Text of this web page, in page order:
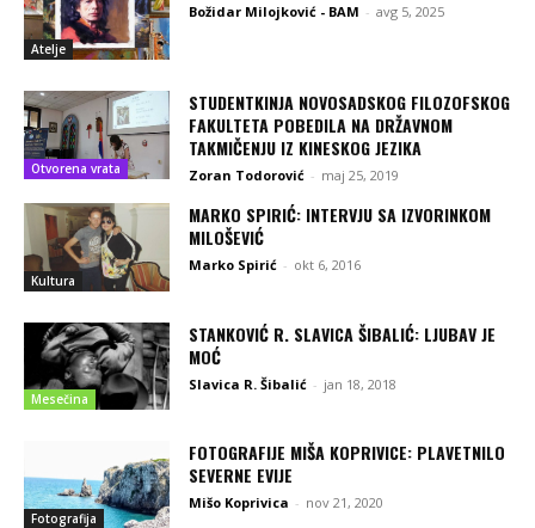
Atelje
Božidar Milojković - BAM - avg 5, 2025
Otvorena vrata
STUDENTKINJA NOVOSADSKOG FILOZOFSKOG
FAKULTETA POBEDILA NA DRŽAVNOM
TAKMIČENJU IZ KINESKOG JEZIKA
Zoran Todorović - maj 25, 2019
Kultura
MARKO SPIRIĆ: INTERVJU SA IZVORINKOM
MILOŠEVIĆ
Marko Spirić - okt 6, 2016
Mesečina
STANKOVIĆ R. SLAVICA ŠIBALIĆ: LJUBAV JE
MOĆ
Slavica R. Šibalić - jan 18, 2018
Fotografija
FOTOGRAFIJE MIŠA KOPRIVICE: PLAVETNILO
SEVERNE EVIJE
Mišo Koprivica - nov 21, 2020